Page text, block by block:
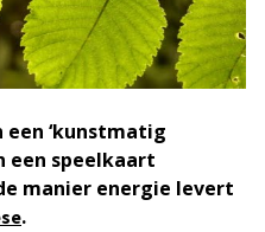
een ‘kunstmatig
een speelkaart
manier energie levert
.